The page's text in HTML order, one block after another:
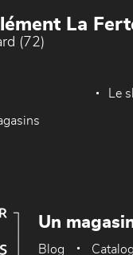
La
(72)
Le
Un
Blog